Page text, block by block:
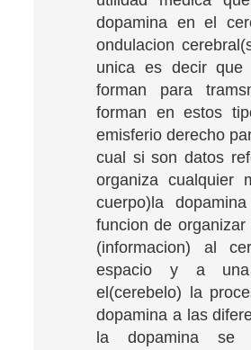
dopamina en el
ondulacion
unica es decir que
forman para
forman en estos
emisferio derecho
cual si son datos
organiza cualquier
cuerpo)la
funcion de
(informacion) al
espacio y a una
el(cerebelo) la
dopamina a las
la dopamina se